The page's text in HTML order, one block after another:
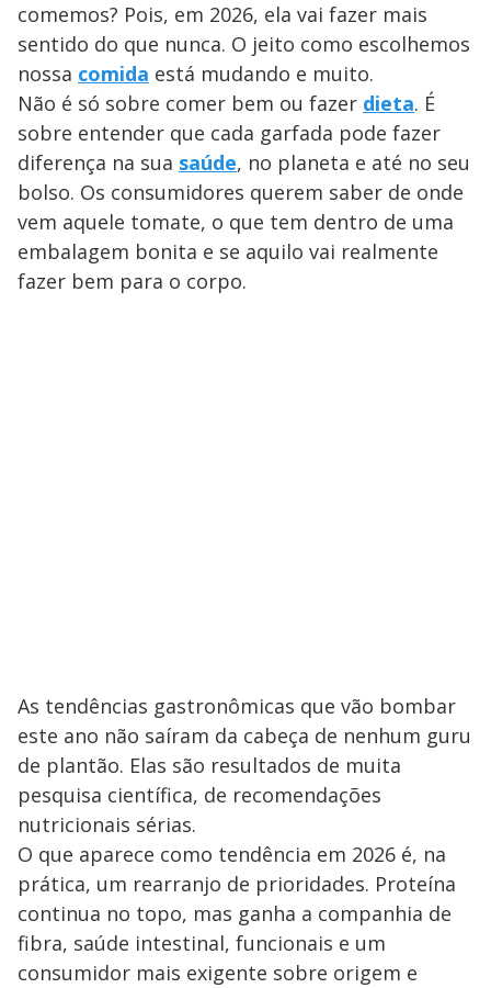
comemos? Pois, em 2026, ela vai fazer mais
sentido do que nunca. O jeito como escolhemos
nossa comida está mudando e muito.
Não é só sobre comer bem ou fazer dieta. É
sobre entender que cada garfada pode fazer
diferença na sua saúde, no planeta e até no seu
bolso. Os consumidores querem saber de onde
vem aquele tomate, o que tem dentro de uma
embalagem bonita e se aquilo vai realmente
fazer bem para o corpo.
As tendências gastronômicas que vão bombar
este ano não saíram da cabeça de nenhum guru
de plantão. Elas são resultados de muita
pesquisa científica, de recomendações
nutricionais sérias.
O que aparece como tendência em 2026 é, na
prática, um rearranjo de prioridades. Proteína
continua no topo, mas ganha a companhia de
fibra, saúde intestinal, funcionais e um
consumidor mais exigente sobre origem e